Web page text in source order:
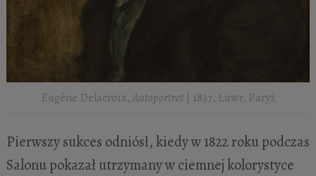
Eugène Delacroix,Autoportret| 1837, Luwr, Paryż
Pierwszy sukces odniósł, kiedy w 1822 roku podczas
Salonu pokazał utrzymany w ciemnej kolorystyce